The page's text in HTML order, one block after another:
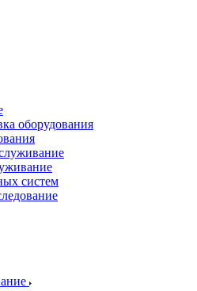
оборудования
систем